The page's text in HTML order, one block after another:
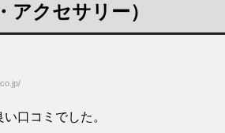
クセサリー）
口コミでした。